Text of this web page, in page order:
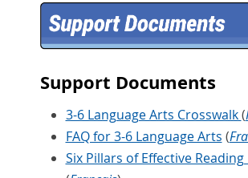
Support Documents
3-6 Language Arts Crosswalk(
FAQ for 3-6 Language Arts (
Six Pillars of Effective